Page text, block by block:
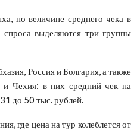
по величине среднего чека в
спроса выделяются три группы
Россия и Болгария, а также
Чехия: в них средний чек на
31 до 50 тыс. рублей.
где цена на тур колеблется от